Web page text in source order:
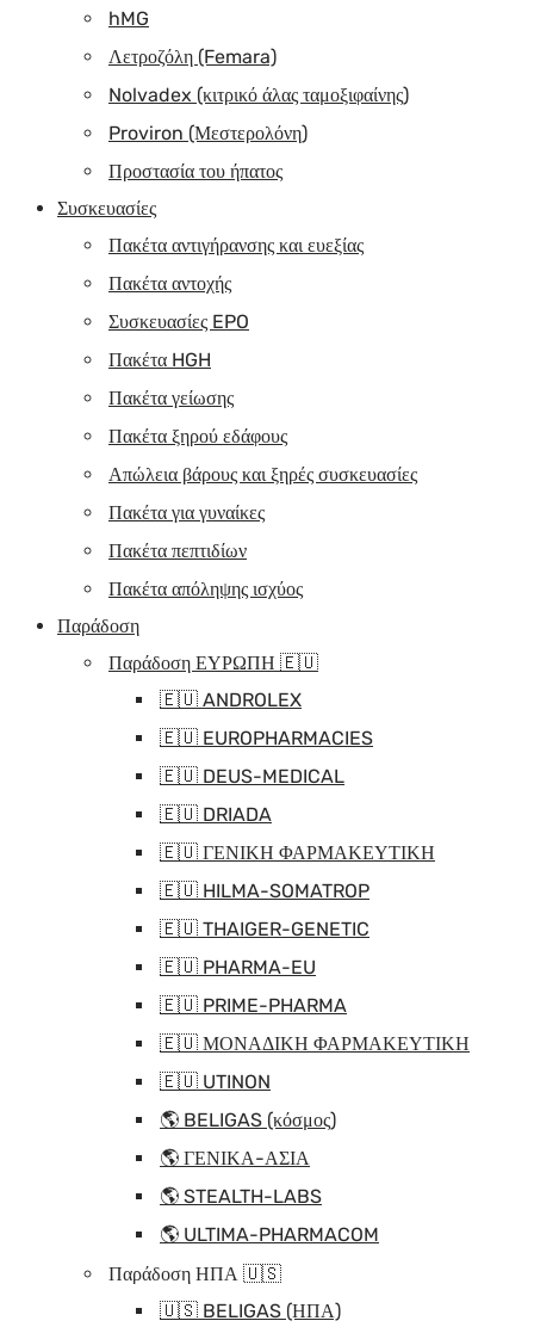
hMG
Λετροζόλη (Femara)
Nolvadex (κιτρικό άλας ταμοξιφαίνης)
Proviron (Μεστερολόνη)
Προστασία του ήπατος
Συσκευασίες
Πακέτα αντιγήρανσης και ευεξίας
Πακέτα αντοχής
Συσκευασίες EPO
Πακέτα HGH
Πακέτα γείωσης
Πακέτα ξηρού εδάφους
Απώλεια βάρους και ξηρές συσκευασίες
Πακέτα για γυναίκες
Πακέτα πεπτιδίων
Πακέτα απόληψης ισχύος
Παράδοση
Παράδοση ΕΥΡΩΠΗ 🇪🇺
🇪🇺 ANDROLEX
🇪🇺 EUROPHARMACIES
🇪🇺 DEUS-MEDICAL
🇪🇺 DRIADA
🇪🇺 ΓΕΝΙΚΗ ΦΑΡΜΑΚΕΥΤΙΚΗ
🇪🇺 HILMA-SOMATROP
🇪🇺 THAIGER-GENETIC
🇪🇺 PHARMA-EU
🇪🇺 PRIME-PHARMA
🇪🇺 ΜΟΝΑΔΙΚΗ ΦΑΡΜΑΚΕΥΤΙΚΗ
🇪🇺 UTINON
🌎 BELIGAS (κόσμος)
🌎 ΓΕΝΙΚΑ-ΑΣΙΑ
🌎 STEALTH-LABS
🌎 ULTIMA-PHARMACOM
Παράδοση ΗΠΑ 🇺🇸
🇺🇸 BELIGAS (ΗΠΑ)